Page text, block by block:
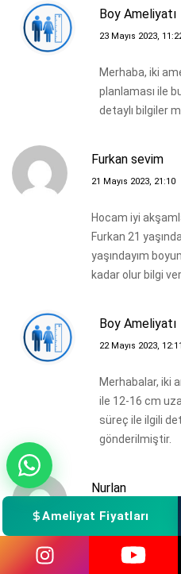
Boy Ameliyatı
23 Mayıs 2023,
Merhaba, iki
planlaması ile
detaylı bilgiler
Furkan sevim
21 Mayıs 2023, 21:10
Hocam iyi
Furkan 21
yaşındayım
kadar olur bilgi
Boy Ameliyatı
22 Mayıs 2023, 12:11
Merhabalar, iki
ile 12-16 cm
süreç ile ilgili
gönderilmiştir.
Nurlan
14 Mayıs 2023, 16:57
Merhaba,
161 boyundayım,
Ameliyat Fiyatları